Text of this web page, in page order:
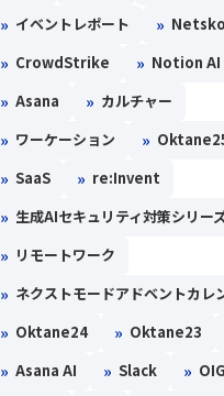
» イベントレポート »
» CrowdStrike » Notion AI
» Asana » カルチャー
» ワーケーション »
» SaaS » re:Invent
» 生成AIセキュリティ対策シリー
» リモートワーク
» ネクストモードアドベントカレ
» Oktane24 » Oktane23
» Asana AI » Slack »